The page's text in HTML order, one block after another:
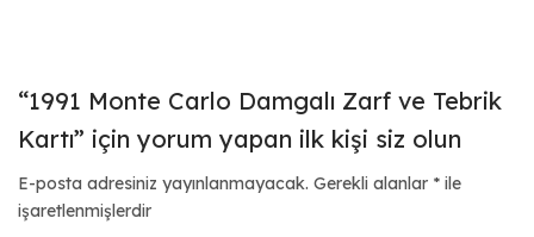
“1991 Monte Carlo Damgalı Zarf ve Tebrik
Kartı” için yorum yapan ilk kişi siz olun
E-posta adresiniz yayınlanmayacak. Gerekli alanlar * ile
işaretlenmişlerdir